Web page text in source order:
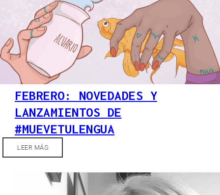
FEBRERO: NOVEDADES Y
LANZAMIENTOS DE
#MUEVETULENGUA
LEER MÁS